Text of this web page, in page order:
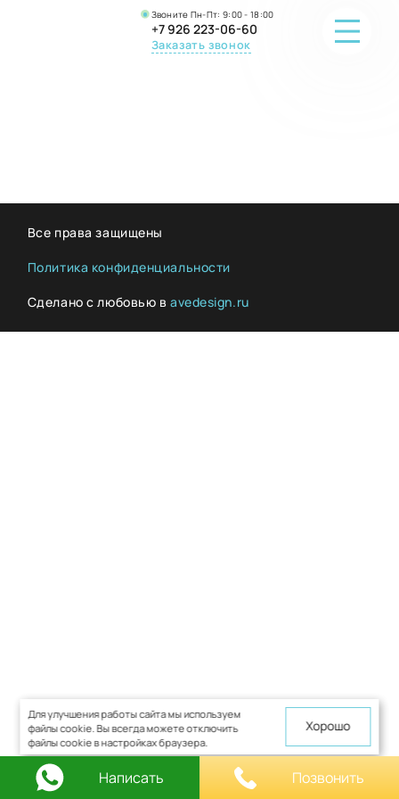
Звоните Пн-Пт: 9:00 - 18:00
+7 926 223-06-60
Заказать звонок
ОНЛАЙН-ПРОДАЖА
ВОПРОС-ОТВЕТ
КОНТАКТЫ
Все права защищены
Политика конфиденциальности
Сделано с любовью в avedesign.ru
Для улучшения работы сайта мы используем
файлы cookie. Вы всегда можете отключить
файлы cookie в настройках браузера.
Хорошо
Написать Позвонить